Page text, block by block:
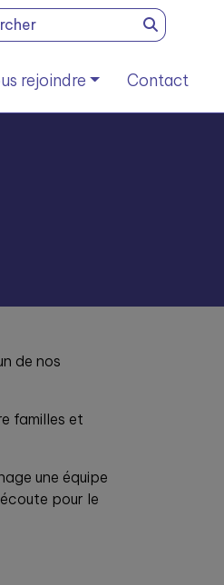
rejoindre Contact
de nos
familles et
une équipe
pour le